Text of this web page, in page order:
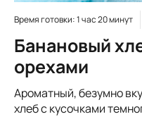
Время готовки: 1 час 20 минут
Банановый
орехами
Ароматный, безумно
хлеб с кусочками